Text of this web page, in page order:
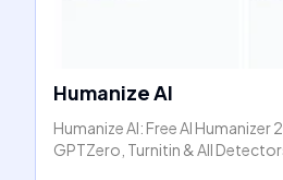
Humanize AI
Humanize AI: Free AI Humanizer
GPTZero, Turnitin & All